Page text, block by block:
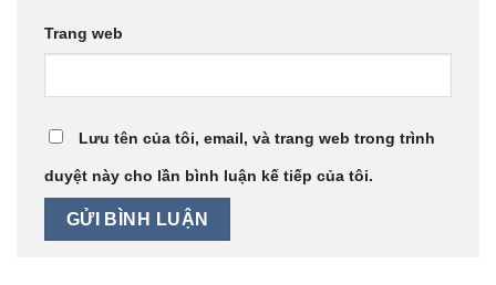
Trang web
Lưu tên của tôi, email, và trang web trong trình
duyệt này cho lần bình luận kế tiếp của tôi.